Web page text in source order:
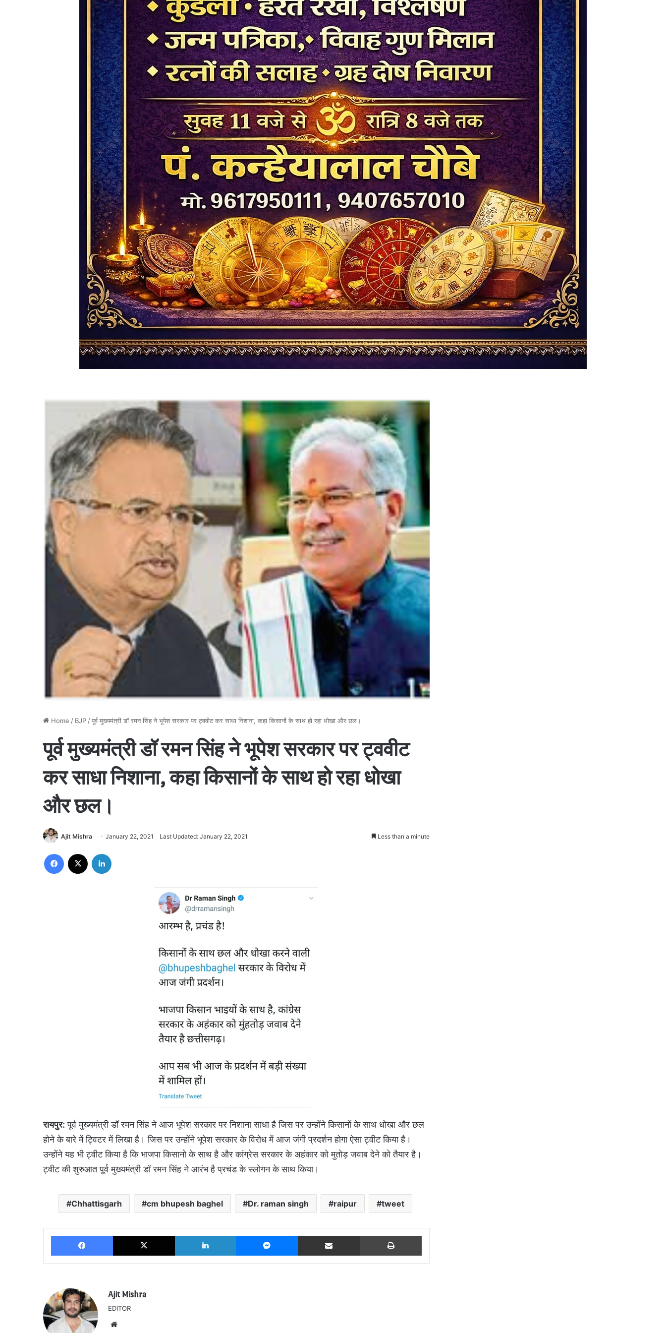
Home / BJP /पूर्व मुख्यमंत्री डॉ रमन सिंह ने भूपेश सरकार पर ट्ववीट कर साधा निशाना, कहा किसानों के साथ हो रहा धोखा और छल।
पूर्व मुख्यमंत्री डॉ रमन सिंह ने भूपेश सरकार पर ट्ववीट
कर साधा निशाना, कहा किसानों के साथ हो रहा धोखा
और छल।
Ajit Mishra January 22, 2021 Last Updated: January 22, 2021 Less than a minute
Facebook
रायपुर: पूर्व मुख्यमंत्री डॉ रमन सिंह ने आज भूपेश सरकार पर निशाना साधा है जिस पर उन्होंने किसानों के साथ धोखा और छल
होने के बारे में ट्विटर में लिखा है। जिस पर उन्होंने भूपेश सरकार के विरोध में आज जंगी प्रदर्शन होगा ऐसा ट्वीट किया है।
उन्होंने यह भी ट्वीट किया है कि भाजपा किसानो के साथ है और कांग्रेस सरकार के अहंकार को मुतोड़ जवाब देने को तैयार है।
ट्वीट की शुरुआत पूर्व मुख्यमंत्री डॉ रमन सिंह ने आरंभ है प्रचंड के स्लोगन के साथ किया।
Chhattisgarh cm bhupesh baghel Dr. raman singh raipur tweet
Facebook X LinkedIn Messenger Share via Email Print
Ajit Mishra
EDITOR